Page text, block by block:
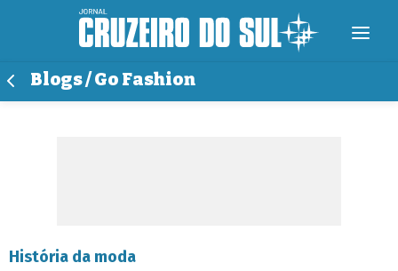
Blogs / Go Fashion
História da moda